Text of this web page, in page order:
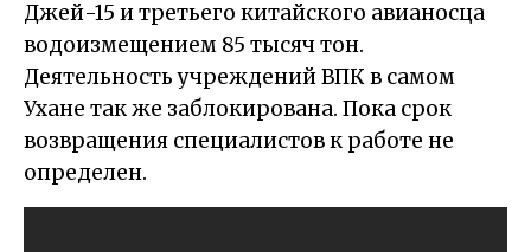
Джей-15 и третьего китайского авианосца
водоизмещением 85 тысяч тон.
Деятельность учреждений ВПК в самом
Ухане так же заблокирована. Пока срок
возвращения специалистов к работе не
определен.